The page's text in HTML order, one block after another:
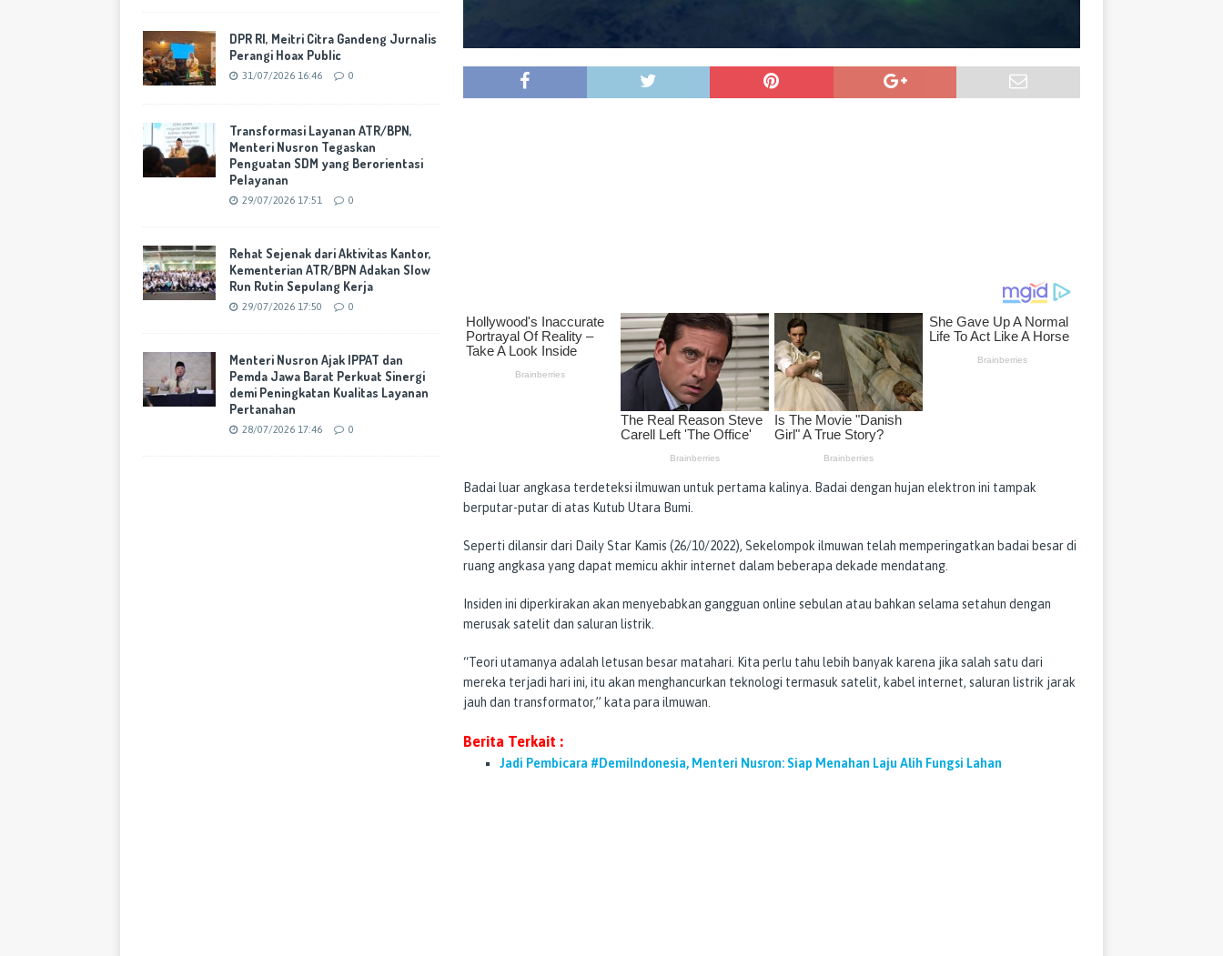
Badai luar angkasa terdeteksi ilmuwan untuk pertama kalinya. Badai dengan hujan elektron ini tampak
berputar-putar di atas Kutub Utara Bumi.
Seperti dilansir dari Daily Star Kamis (26/10/2022), Sekelompok ilmuwan telah memperingatkan badai besar di
ruang angkasa yang dapat memicu akhir internet dalam beberapa dekade mendatang.
Insiden ini diperkirakan akan menyebabkan gangguan online sebulan atau bahkan selama setahun dengan
merusak satelit dan saluran listrik.
“Teori utamanya adalah letusan besar matahari. Kita perlu tahu lebih banyak karena jika salah satu dari
mereka terjadi hari ini, itu akan menghancurkan teknologi termasuk satelit, kabel internet, saluran listrik jarak
jauh dan transformator,” kata para ilmuwan.
Berita Terkait :
Jadi Pembicara #DemiIndonesia, Menteri Nusron: Siap Menahan Laju Alih Fungsi Lahan
DPR RI, Meitri Citra Gandeng Jurnalis
Perangi Hoax Public
31/07/2026 16:46 0
Transformasi Layanan ATR/BPN,
Menteri Nusron Tegaskan
Penguatan SDM yang Berorientasi
Pelayanan
29/07/2026 17:51 0
Rehat Sejenak dari Aktivitas Kantor,
Kementerian ATR/BPN Adakan Slow
Run Rutin Sepulang Kerja
29/07/2026 17:50 0
Menteri Nusron Ajak IPPAT dan
Pemda Jawa Barat Perkuat Sinergi
demi Peningkatan Kualitas Layanan
Pertanahan
28/07/2026 17:46 0